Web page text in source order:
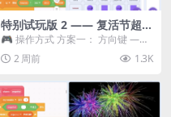
特别试玩版 2 —— 复活节超级
卡丁车赛
🎮 操作方式 方案一： 方向键 ——
移动 Z —— 跳跃 / 漂移 方案二： ...
2 周前 1.3K